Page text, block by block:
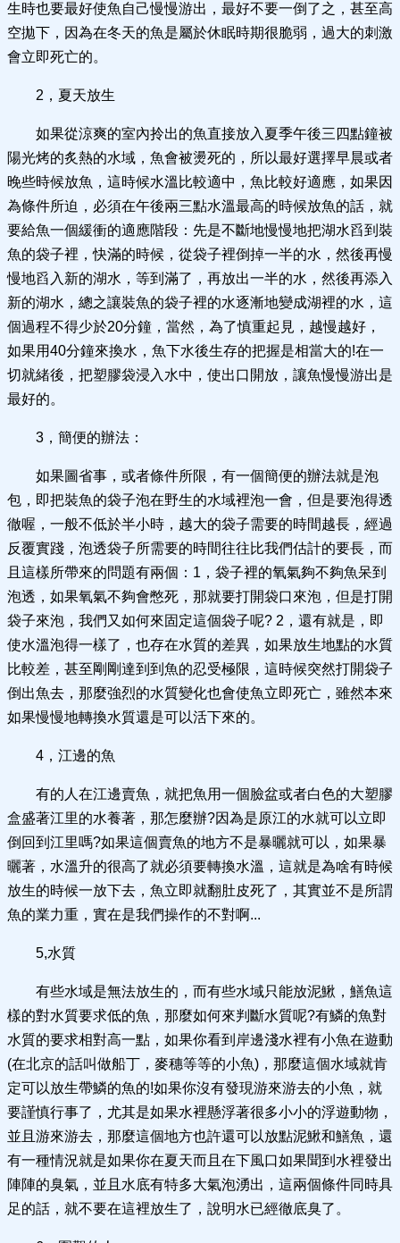
生時也要最好使魚自己慢慢游出，最好不要一倒了之，甚至高
空拋下，因為在冬天的魚是屬於休眠時期很脆弱，過大的刺激
會立即死亡的。
2，夏天放生
如果從涼爽的室內拎出的魚直接放入夏季午後三四點鐘被
陽光烤的炙熱的水域，魚會被燙死的，所以最好選擇早晨或者
晚些時候放魚，這時候水溫比較適中，魚比較好適應，如果因
為條件所迫，必須在午後兩三點水溫最高的時候放魚的話，就
要給魚一個緩衝的適應階段：先是不斷地慢慢地把湖水舀到裝
魚的袋子裡，快滿的時候，從袋子裡倒掉一半的水，然後再慢
慢地舀入新的湖水，等到滿了，再放出一半的水，然後再添入
新的湖水，總之讓裝魚的袋子裡的水逐漸地變成湖裡的水，這
個過程不得少於20分鐘，當然，為了慎重起見，越慢越好，
如果用40分鐘來換水，魚下水後生存的把握是相當大的!在一
切就緒後，把塑膠袋浸入水中，使出口開放，讓魚慢慢游出是
最好的。
3，簡便的辦法：
如果圖省事，或者條件所限，有一個簡便的辦法就是泡
包，即把裝魚的袋子泡在野生的水域裡泡一會，但是要泡得透
徹喔，一般不低於半小時，越大的袋子需要的時間越長，經過
反覆實踐，泡透袋子所需要的時間往往比我們估計的要長，而
且這樣所帶來的問題有兩個：1，袋子裡的氧氣夠不夠魚呆到
泡透，如果氧氣不夠會憋死，那就要打開袋口來泡，但是打開
袋子來泡，我們又如何來固定這個袋子呢? 2，還有就是，即
使水溫泡得一樣了，也存在水質的差異，如果放生地點的水質
比較差，甚至剛剛達到到魚的忍受極限，這時候突然打開袋子
倒出魚去，那麼強烈的水質變化也會使魚立即死亡，雖然本來
如果慢慢地轉換水質還是可以活下來的。
4，江邊的魚
有的人在江邊賣魚，就把魚用一個臉盆或者白色的大塑膠
盒盛著江里的水養著，那怎麼辦?因為是原江的水就可以立即
倒回到江里嗎?如果這個賣魚的地方不是暴曬就可以，如果暴
曬著，水溫升的很高了就必須要轉換水溫，這就是為啥有時候
放生的時候一放下去，魚立即就翻肚皮死了，其實並不是所謂
魚的業力重，實在是我們操作的不對啊...
5,水質
有些水域是無法放生的，而有些水域只能放泥鰍，鱔魚這
樣的對水質要求低的魚，那麼如何來判斷水質呢?有鱗的魚對
水質的要求相對高一點，如果你看到岸邊淺水裡有小魚在遊動
(在北京的話叫做船丁，麥穗等等的小魚)，那麼這個水域就肯
定可以放生帶鱗的魚的!如果你沒有發現游來游去的小魚，就
要謹慎行事了，尤其是如果水裡懸浮著很多小小的浮遊動物，
並且游來游去，那麼這個地方也許還可以放點泥鰍和鱔魚，還
有一種情況就是如果你在夏天而且在下風口如果聞到水裡發出
陣陣的臭氣，並且水底有特多大氣泡湧出，這兩個條件同時具
足的話，就不要在這裡放生了，說明水已經徹底臭了。